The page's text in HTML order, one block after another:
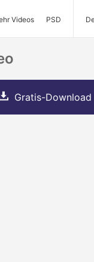
Videos PSD
Gratis-Download